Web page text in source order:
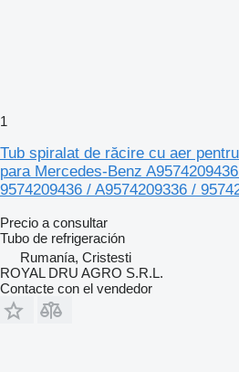
1
Tub spiralat de răcire cu aer
para Mercedes-Benz
9574209436 / A9574209336 /
Precio a consultar
Tubo de refrigeración
Rumanía, Cristesti
ROYAL DRU AGRO S.R.L.
Contacte con el vendedor